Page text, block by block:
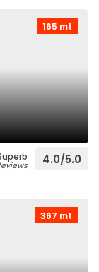
165 mt
4.0/5.0
367 mt